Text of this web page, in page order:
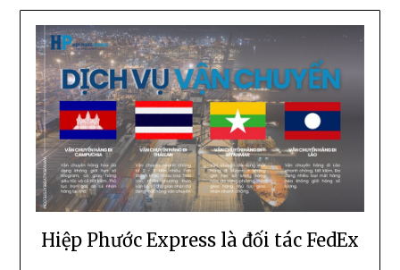
Hiệp Phước Express là đối tác FedEx